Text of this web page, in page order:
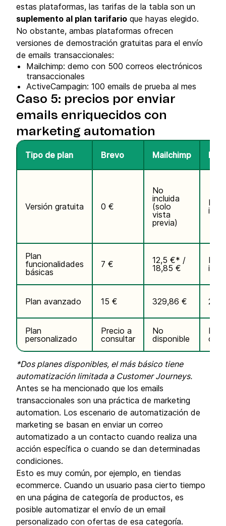
estas plataformas, las tarifas de la tabla son un
suplemento al plan tarifario que hayas elegido.
No obstante, ambas plataformas ofrecen
versiones de demostración gratuitas para el envío
de emails transaccionales:
Mailchimp: demo con 500 correos electrónicos
transaccionales
ActiveCampagin: 100 emails de prueba al mes
Caso 5: precios por enviar
emails enriquecidos con
marketing automation
Tipo de plan Brevo Mailchimp
Versión gratuita 0 €
No
incluida
(solo
vista
previa)
No
Plan
funcionalidades
básicas
7 €
12,5 €* /
18,85 €
No
Plan avanzado 15 € 329,86 € 25 €
Plan
personalizado
Precio a
consultar
No
disponible
*Dos planes disponibles, el más básico tiene
automatización limitada a Customer Journeys.
Antes se ha mencionado que los emails
transaccionales son una práctica de marketing
automation. Los escenario de automatización de
marketing se basan en enviar un correo
automatizado a un contacto cuando realiza una
acción específica o cuando se dan determinadas
condiciones.
Esto es muy común, por ejemplo, en tiendas
ecommerce. Cuando un usuario pasa cierto tiempo
en una página de categoría de productos, es
posible automatizar el envío de un email
personalizado con ofertas de esa categoría.